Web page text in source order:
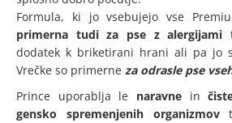
Formula, ki jo vsebujejo vse
primerna tudi za pse z alergijami
dodatek k briketirani hrani ali pa jo
Vrečke so primerne za odrasle pse
Prince uporablja le naravnein
gensko spremenjenih organizmov